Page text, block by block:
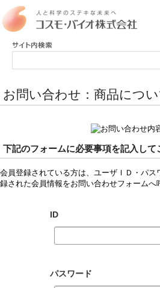
お問い合わせ：商品につい
下記のフォームに必要事項を記入して
会員登録されている方は、ユーザＩＤ・パ
録された会員情報をお問い合わせフォームへ
ID
パスワード